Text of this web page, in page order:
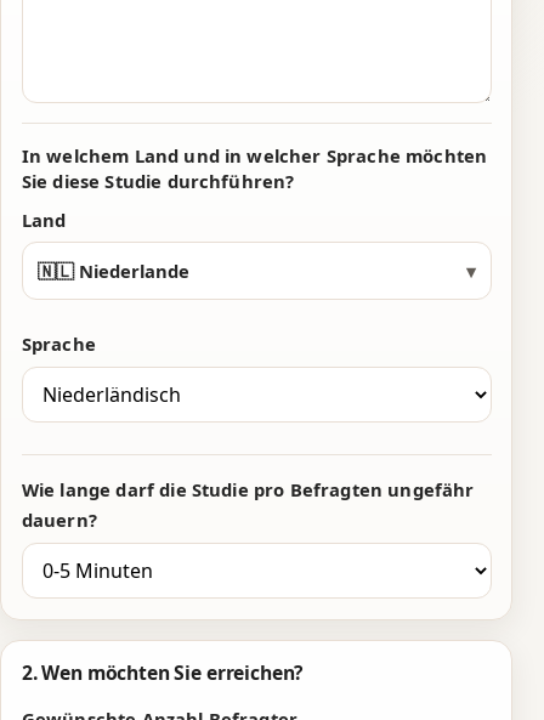
In welchem Land und in welcher Sprache möchten
Sie diese Studie durchführen?
Land
🇳🇱 Niederlande ▾
Sprache
Wie lange darf die Studie pro Befragten ungefähr
dauern?
2. Wen möchten Sie erreichen?
8
9
0
1
2
3
4
5
6
7
8
9
0
8
9
0
1
2
3
4
5
6
7
8
9
0
1
2
3
4
5
6
7
8
9
0
1
2
3